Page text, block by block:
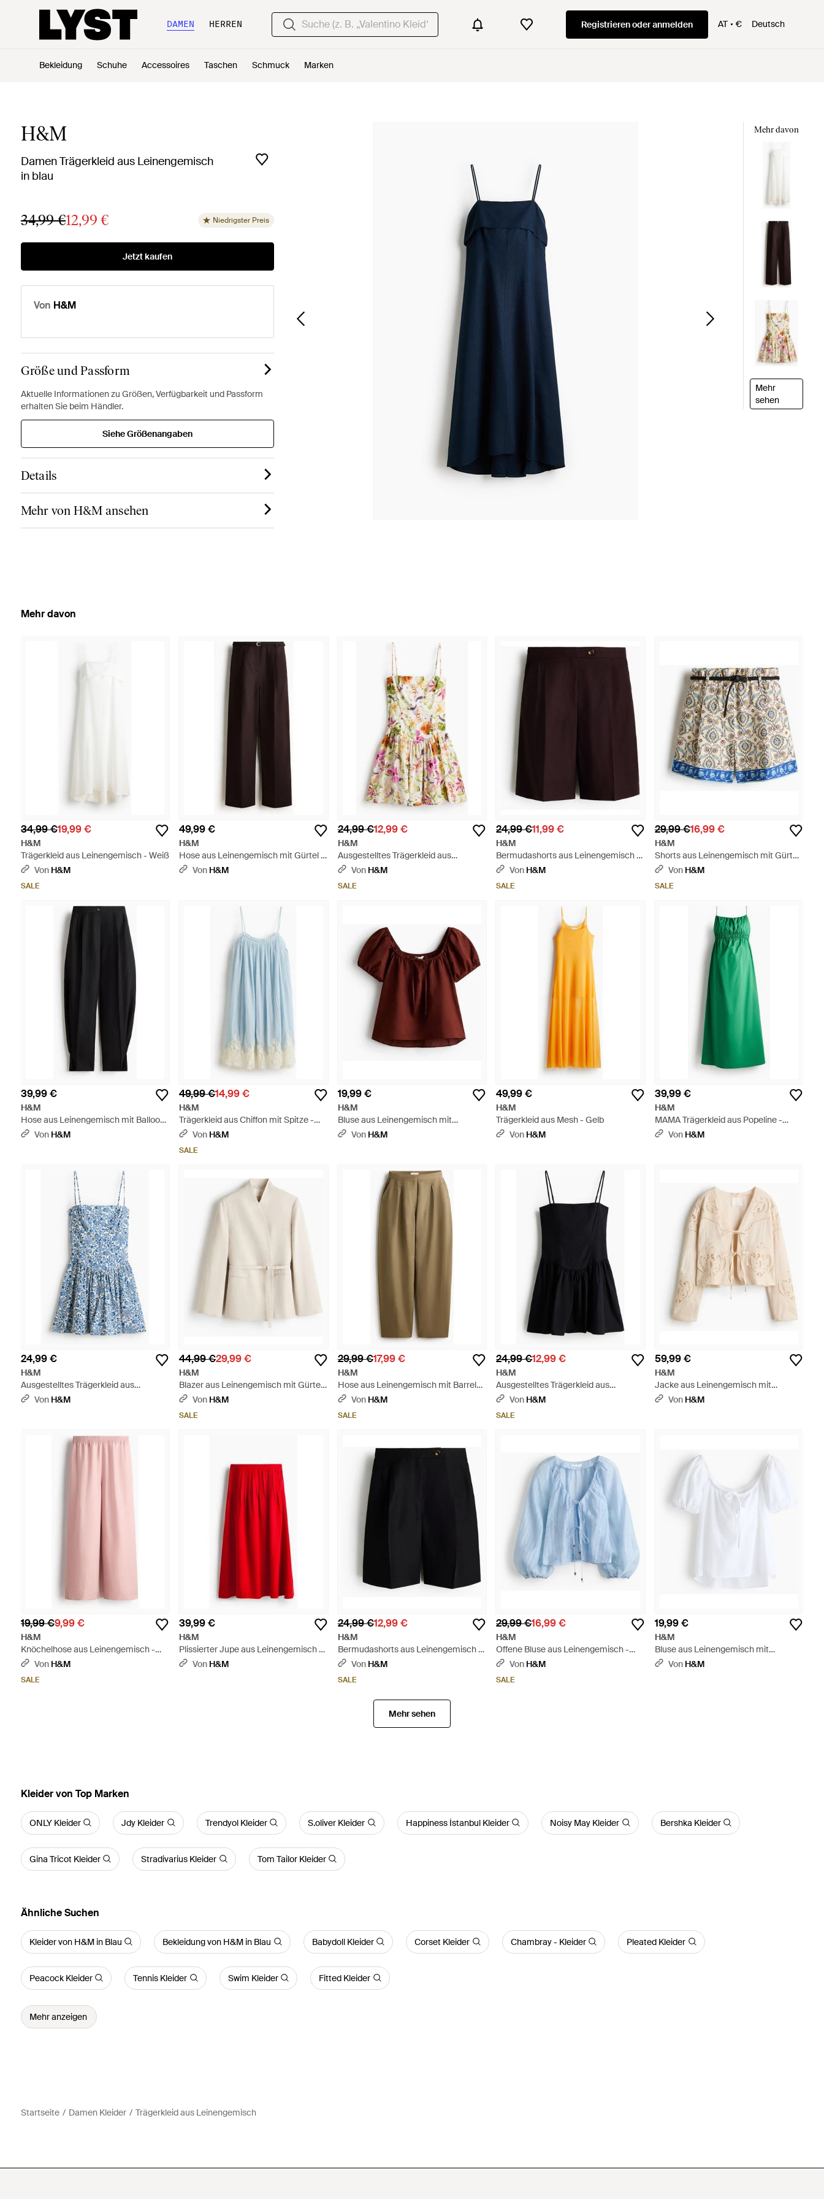
DAMEN HERREN Registrieren oder anmelden AT € Deutsch
Bekleidung Schuhe Accessoires Taschen Schmuck Marken
H&M
Damen Trägerkleid aus Leinengemisch
in blau
34,99 €12,99 € Niedrigster Preis
Jetzt kaufen
Von H&M
Größe und Passform
Aktuelle Informationen zu Größen, Verfügbarkeit und Passform
erhalten Sie beim Händler.
Siehe Größenangaben
Details
Mehr von H&M ansehen
Mehr davon
Mehr
sehen
Mehr davon
34,99 €19,99 €
H&M
Trägerkleid aus Leinengemisch - Weiß
Von H&M
SALE
49,99 €
H&M
Hose aus Leinengemisch mit Gürtel -
Braun
Von H&M
24,99 €12,99 €
H&M
Ausgestelltes Trägerkleid aus
Baumwolle - Weiß
Von H&M
SALE
24,99 €11,99 €
H&M
Bermudashorts aus Leinengemisch -
WeißVon H&M
SALE
29,99 €16,99 €
H&M
Shorts aus Leinengemisch mit Gürtel
- Blau
Von H&M
SALE
39,99 €
H&M
Hose aus Leinengemisch mit Balloon
Leg - Schwarz
Von H&M
49,99 €14,99 €
H&M
Trägerkleid aus Chiffon mit Spitze -
BlauVon H&M
SALE
19,99 €
H&M
Bluse aus Leinengemisch mit
Puffärmeln - Rot
Von H&M
49,99 €
H&M
Trägerkleid aus Mesh - Gelb
Von H&M
39,99 €
H&M
MAMA Trägerkleid aus Popeline -
GrünVon H&M
24,99 €
H&M
Ausgestelltes Trägerkleid aus
Baumwolle - Blau
Von H&M
44,99 €29,99 €
H&M
Blazer aus Leinengemisch mit Gürtel
- Natur
Von H&M
SALE
29,99 €17,99 €
H&M
Hose aus Leinengemisch mit Barrel
Leg - Grün
Von H&M
SALE
24,99 €12,99 €
H&M
Ausgestelltes Trägerkleid aus
Baumwolle - Schwarz
Von H&M
SALE
59,99 €
H&M
Jacke aus Leinengemisch mit
Broderie Anglaise - Natur
Von H&M
19,99 €9,99 €
H&M
Knöchelhose aus Leinengemisch -
PinkVon H&M
SALE
39,99 €
H&M
Plissierter Jupe aus Leinengemisch -
RotVon H&M
24,99 €12,99 €
H&M
Bermudashorts aus Leinengemisch -
Schwarz
Von H&M
SALE
29,99 €16,99 €
H&M
Offene Bluse aus Leinengemisch -
BlauVon H&M
SALE
19,99 €
H&M
Bluse aus Leinengemisch mit
Puffärmeln - Weiß
Von H&M
Mehr sehen
Kleider von Top Marken
ONLY Kleider Jdy Kleider Trendyol Kleider S.oliver Kleider Happiness İstanbul Kleider Noisy May Kleider Bershka Kleider
Gina Tricot Kleider Stradivarius Kleider Tom Tailor Kleider
Ähnliche Suchen
Kleider von H&M in Blau Bekleidung von H&M in Blau Babydoll Kleider Corset Kleider Chambray - Kleider Pleated Kleider
Peacock Kleider Tennis Kleider Swim Kleider Fitted Kleider
Mehr anzeigen
Startseite Damen Kleider Trägerkleid aus Leinengemisch